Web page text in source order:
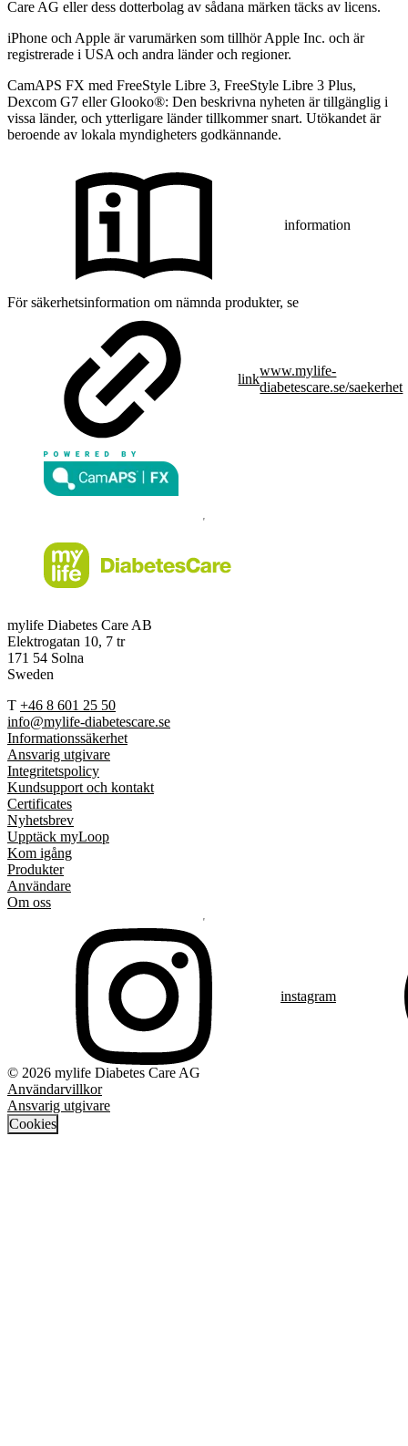
Care AG eller dess dotterbolag av sådana märken täcks av licens.
iPhone och Apple är varumärken som tillhör Apple Inc. och är
registrerade i USA och andra länder och regioner.
CamAPS FX med FreeStyle Libre 3, FreeStyle Libre 3 Plus,
Dexcom G7 eller Glooko®: Den beskrivna nyheten är tillgänglig i
vissa länder, och ytterligare länder tillkommer snart. Utökandet är
beroende av lokala myndigheters godkännande.
information
För säkerhetsinformation om nämnda produkter, se
link
www.mylife-
diabetescare.se/saekerhet
mylife Diabetes Care AB
Elektrogatan 10, 7 tr
171 54 Solna
Sweden
T +46 8 601 25 50
info@mylife-diabetescare.se
Informationssäkerhet
Ansvarig utgivare
Integritetspolicy
Kundsupport och kontakt
Certificates
Nyhetsbrev
Upptäck myLoop
Kom igång
Produkter
Användare
Om oss
instagram
© 2026 mylife Diabetes Care AG
Användarvillkor
Ansvarig utgivare
Cookies